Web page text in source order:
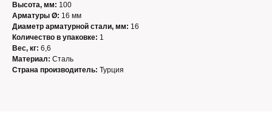
Высота, мм: 100
Арматуры Ø: 16 мм
Диаметр арматурной стали, мм: 16
Количество в упаковке: 1
Вес, кг: 6,6
Материал: Сталь
Страна производитель: Турция